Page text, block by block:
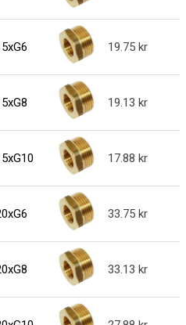
19.75
19.13
17.88
33.75
33.13